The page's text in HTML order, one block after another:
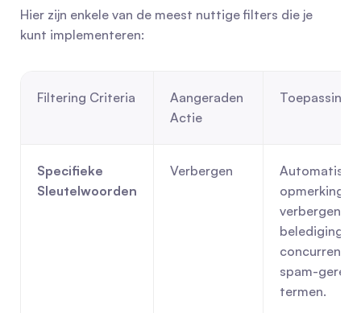
Hier zijn enkele van de meest nuttige filters die je
kunt implementeren:
Filtering Criteria
Aangeraden
Actie
Specifieke
Sleutelwoorden
Verbergen
Automatisch
opmerkingen
verbergen
beledigingen,
spam-
termen.